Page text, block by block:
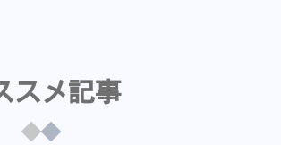
スメ記事